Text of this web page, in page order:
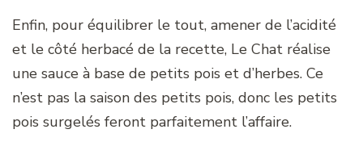
Enfin, pour équilibrer le tout, amener de l’acidité
et le côté herbacé de la recette, Le Chat réalise
une sauce à base de petits pois et d’herbes. Ce
n’est pas la saison des petits pois, donc les petits
pois surgelés feront parfaitement l’affaire.